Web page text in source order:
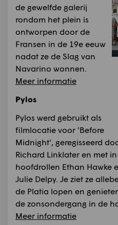
de gewelfde galerij
rondom het plein is
ontworpen door de
Fransen in de 19e eeuw
nadat ze de Slag van
Navarino wonnen.
Meer informatie
Pylos
Pylos werd gebruikt als
filmlocatie voor 'Before
Midnight', geregisseerd
Richard Linklater en met
hoofdrollen Ethan Hawke
Julie Delpy. Je ziet ze
de Platia lopen en
de zonsondergang in de
Meer informatie